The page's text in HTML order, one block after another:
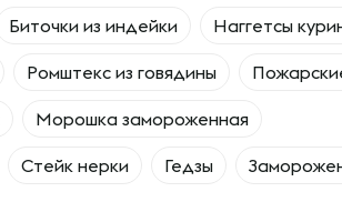
Биточки из индейки Наггетсы
Ромштекс из говядины
Морошка замороженная
Стейк нерки Гедзы